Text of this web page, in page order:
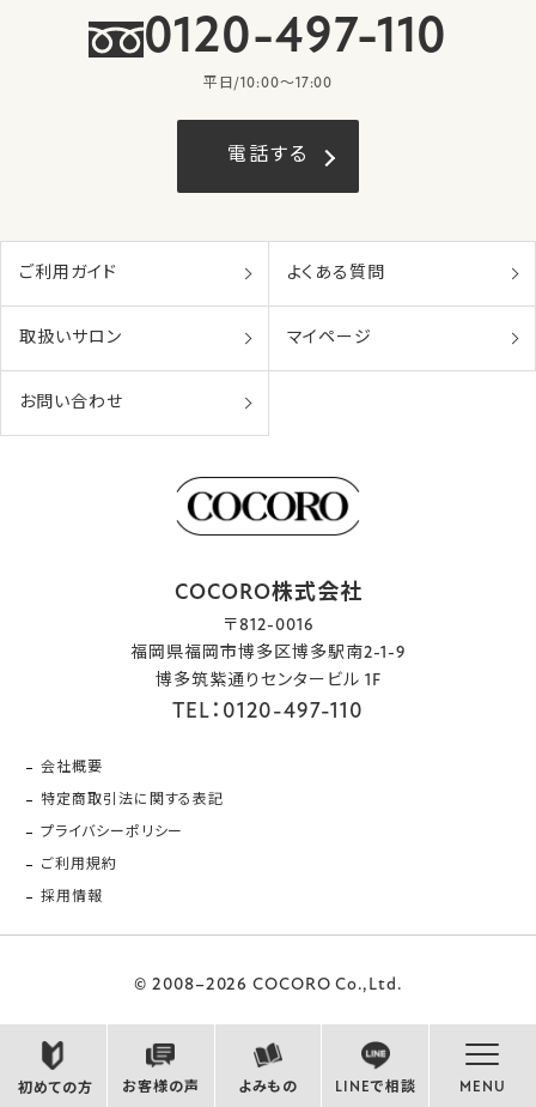
初めての方 お客様の声 よみもの LINEで相談 MENU
0120-497-110
平日/10:00〜17:00
電話する
ご利用ガイド よくある質問
取扱いサロン マイページ
お問い合わせ
COCORO株式会社
〒812-0016
福岡県福岡市博多区博多駅南2-1-9
博多筑紫通りセンタービル 1F
TEL：0120-497-110
会社概要
特定商取引法に関する表記
プライバシーポリシー
ご利用規約
採用情報
© 2008–2026 COCORO Co.,Ltd.